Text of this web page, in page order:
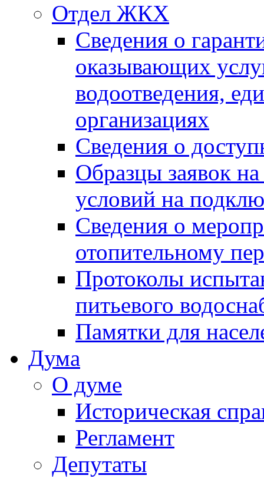
Отдел ЖКХ
Сведения о
оказывающих
водоотведения,
организациях
Сведения о
Образцы заявок
условий на
Сведения о
отопительному
Протоколы
питьевого
Памятки для
Дума
О думе
Историческая
Регламент
Депутаты